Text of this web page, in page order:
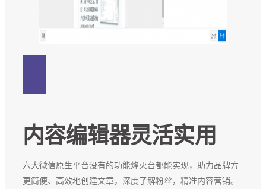
内容编辑器灵活实用
六大微信原生平台没有的功能烽火台都能实现，助力品牌方
更简便、高效地创建文章，深度了解粉丝，精准内容营销。